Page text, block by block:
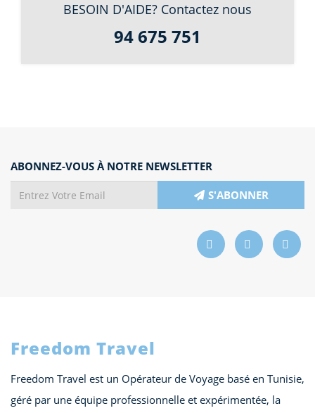
BESOIN D'AIDE? Contactez nous
94 675 751
ABONNEZ-VOUS À NOTRE NEWSLETTER
S'ABONNER
Freedom Travel
Freedom Travel est un Opérateur de Voyage basé en Tunisie,
géré par une équipe professionnelle et expérimentée, la